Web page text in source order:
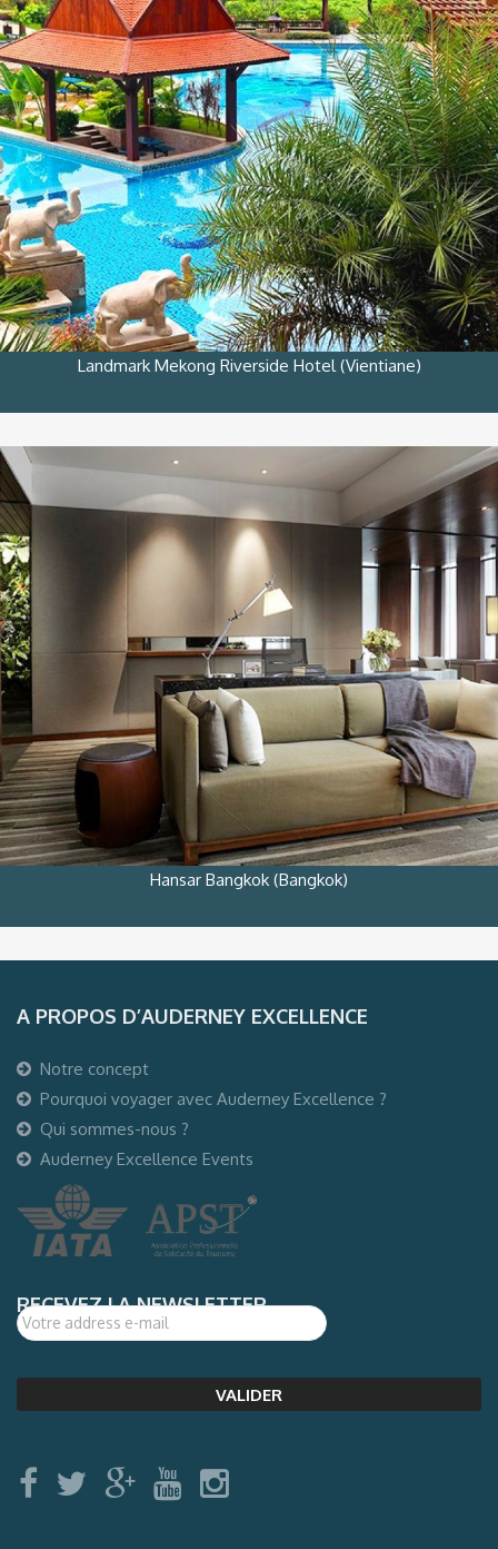
Landmark Mekong Riverside Hotel (Vientiane)
Hansar Bangkok (Bangkok)
A PROPOS D’AUDERNEY EXCELLENCE
Notre concept
Pourquoi voyager avec Auderney Excellence ?
Qui sommes-nous ?
Auderney Excellence Events
RECEVEZ LA NEWSLETTER